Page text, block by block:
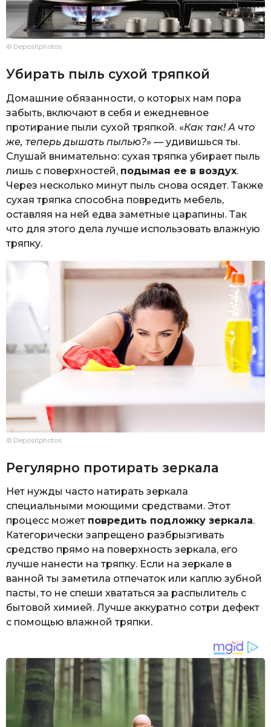
© Depositphotos
Убирать пыль сухой тряпкой
Домашние обязанности, о которых нам пора
забыть, включают в себя и ежедневное
протирание пыли сухой тряпкой. «Как так! А что
же, теперь дышать пылью?» — удивишься ты.
Слушай внимательно: сухая тряпка убирает пыль
лишь с поверхностей, подымая ее в воздух.
Через несколько минут пыль снова осядет. Также
сухая тряпка способна повредить мебель,
оставляя на ней едва заметные царапины. Так
что для этого дела лучше использовать влажную
тряпку.
© Depositphotos
Регулярно протирать зеркала
Нет нужды часто натирать зеркала
специальными моющими средствами. Этот
процесс может повредить подложку зеркала.
Категорически запрещено разбрызгивать
средство прямо на поверхность зеркала, его
лучше нанести на тряпку. Если на зеркале в
ванной ты заметила отпечаток или каплю зубной
пасты, то не спеши хвататься за распылитель с
бытовой химией. Лучше аккуратно сотри дефект
с помощью влажной тряпки.